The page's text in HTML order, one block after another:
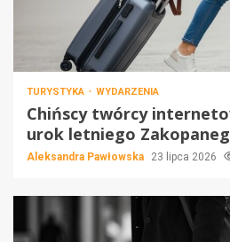
TURYSTYKA WYDARZENIA
Chińscy twórcy
urok letniego
Aleksandra Pawłowska 23 lipca 2026